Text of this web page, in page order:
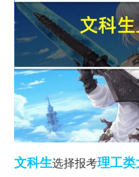
文科生选择报考理工类